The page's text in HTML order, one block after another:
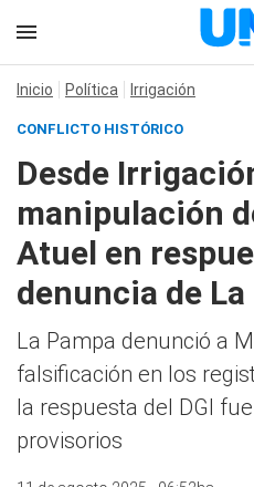
Inicio Política Irrigación
CONFLICTO HISTÓRICO
Desde
manipulación
Atuel en
denuncia de La
La Pampa denunció a
falsificación en los
la respuesta del DGI
provisorios